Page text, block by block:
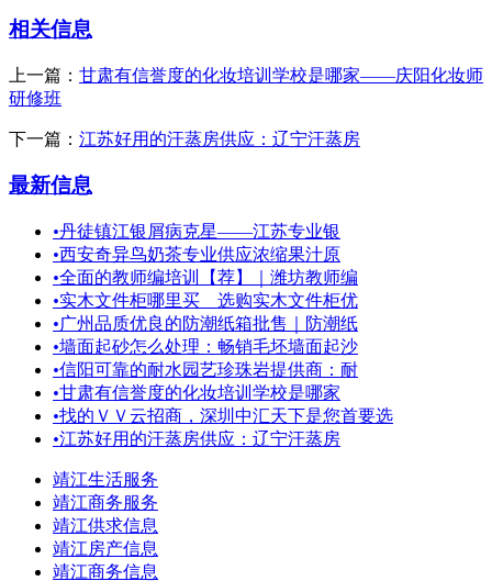
相关信息
上一篇： 甘肃有信誉度的化妆培训学校是哪家——庆阳化妆师
研修班
下一篇： 江苏好用的汗蒸房供应：辽宁汗蒸房
最新信息
•丹徒镇江银屑病克星——江苏专业银
•西安奇异鸟奶茶专业供应浓缩果汁原
•全面的教师编培训【荐】｜潍坊教师编
•实木文件柜哪里买＿选购实木文件柜优
•广州品质优良的防潮纸箱批售｜防潮纸
•墙面起砂怎么处理：畅销毛坯墙面起沙
•信阳可靠的耐水园艺珍珠岩提供商：耐
•甘肃有信誉度的化妆培训学校是哪家
•找的ＶＶ云招商，深圳中汇天下是您首要选
•江苏好用的汗蒸房供应：辽宁汗蒸房
靖江生活服务
靖江商务服务
靖江供求信息
靖江房产信息
靖江商务信息